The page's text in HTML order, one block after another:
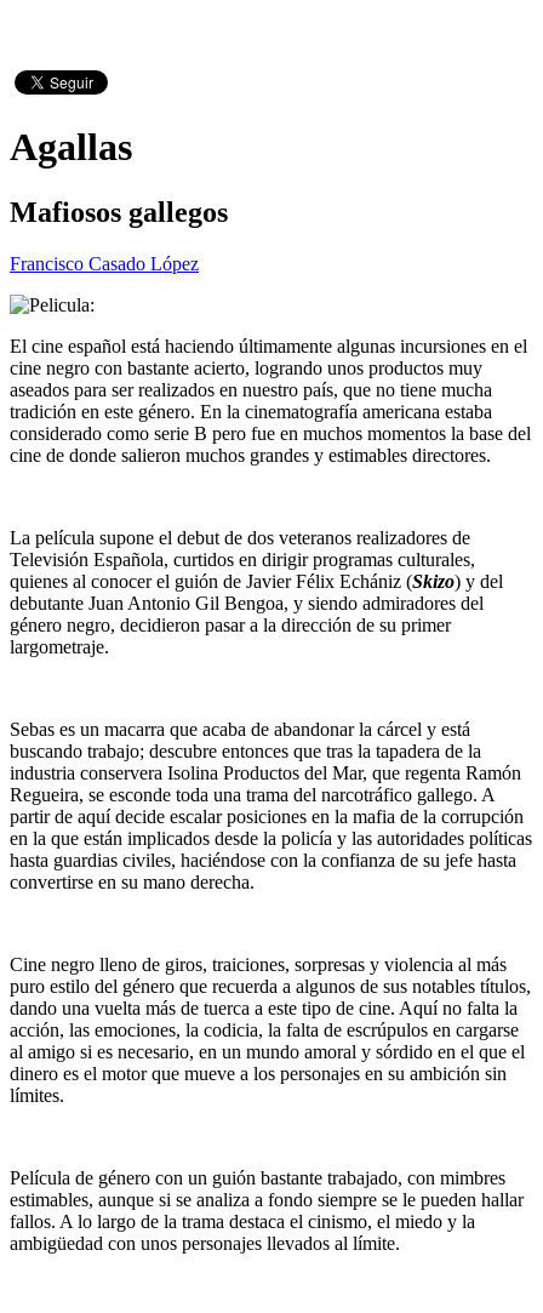
Agallas
Mafiosos gallegos
Francisco Casado López
El cine español está haciendo últimamente algunas incursiones en el
cine negro con bastante acierto, logrando unos productos muy
aseados para ser realizados en nuestro país, que no tiene mucha
tradición en este género. En la cinematografía americana estaba
considerado como serie B pero fue en muchos momentos la base del
cine de donde salieron muchos grandes y estimables directores.
La película supone el debut de dos veteranos realizadores de
Televisión Española, curtidos en dirigir programas culturales,
quienes al conocer el guión de Javier Félix Echániz (Skizo) y del
debutante Juan Antonio Gil Bengoa, y siendo admiradores del
género negro, decidieron pasar a la dirección de su primer
largometraje.
Sebas es un macarra que acaba de abandonar la cárcel y está
buscando trabajo; descubre entonces que tras la tapadera de la
industria conservera Isolina Productos del Mar, que regenta Ramón
Regueira, se esconde toda una trama del narcotráfico gallego. A
partir de aquí decide escalar posiciones en la mafia de la corrupción
en la que están implicados desde la policía y las autoridades políticas
hasta guardias civiles, haciéndose con la confianza de su jefe hasta
convertirse en su mano derecha.
Cine negro lleno de giros, traiciones, sorpresas y violencia al más
puro estilo del género que recuerda a algunos de sus notables títulos,
dando una vuelta más de tuerca a este tipo de cine. Aquí no falta la
acción, las emociones, la codicia, la falta de escrúpulos en cargarse
al amigo si es necesario, en un mundo amoral y sórdido en el que el
dinero es el motor que mueve a los personajes en su ambición sin
límites.
Película de género con un guión bastante trabajado, con mimbres
estimables, aunque si se analiza a fondo siempre se le pueden hallar
fallos. A lo largo de la trama destaca el cinismo, el miedo y la
ambigüedad con unos personajes llevados al límite.